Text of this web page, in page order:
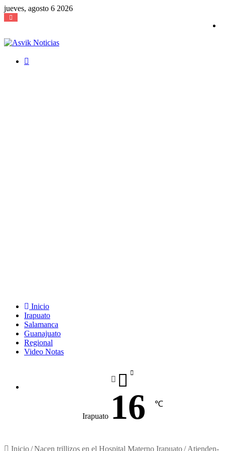
jueves, agosto 6 2026
Inicio
Irapuato
Salamanca
Guanajuato
Regional
Video Notas
Irapuato 16 ℃
Inicio/Nacen trillizos en el Hospital Materno Irapuato/ Atienden-